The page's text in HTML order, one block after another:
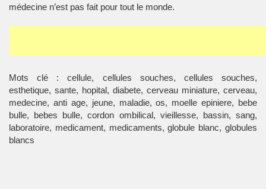
médecine n’est pas fait pour tout le monde.
Mots clé : cellule, cellules souches, cellules souches,
esthetique, sante, hopital, diabete, cerveau miniature, cerveau,
medecine, anti age, jeune, maladie, os, moelle epiniere, bebe
bulle, bebes bulle, cordon ombilical, vieillesse, bassin, sang,
laboratoire, medicament, medicaments, globule blanc, globules
blancs